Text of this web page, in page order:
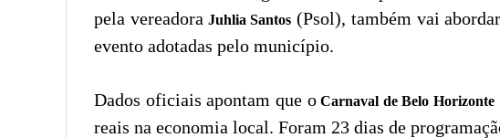
pela vereadora Juhlia Santos (Psol), também vai
evento adotadas pelo município.
Dados oficiais apontam que oCarnaval de Belo Horizonte
reais na economia local. Foram 23 dias de